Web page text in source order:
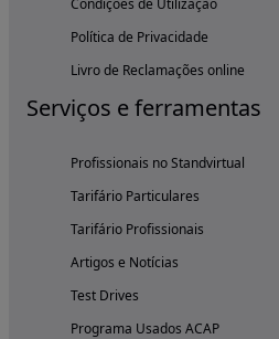
Política de Privacidade
Livro de Reclamações online
Serviços e ferramentas
Profissionais no Standvirtual
Tarifário Particulares
Tarifário Profissionais
Artigos e Notícias
Test Drives
Programa Usados ACAP